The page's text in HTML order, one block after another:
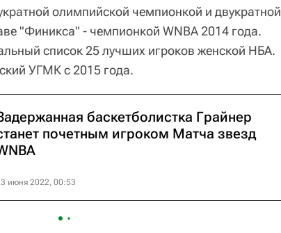
олимпийской чемпионкой и двукратной
"Финикса" - чемпионкой WNBA 2014 года.
список 25 лучших игроков женской НБА.
УГМК с 2015 года.
баскетболистка Грайнер
почетным игроком Матча звезд
июня 2022, 00:53